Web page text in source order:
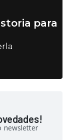
para
newsletter